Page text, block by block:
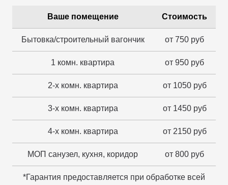
Ваше помещение Стоимость
Бытовка/строительный вагончик от 750 руб
1 комн. квартира от 950 руб
2-х комн. квартира от 1050 руб
3-х комн. квартира от 1450 руб
4-х комн. квартира от 2150 руб
МОП санузел, кухня, коридор от 800 руб
*Гарантия предоставляется при обработке всей